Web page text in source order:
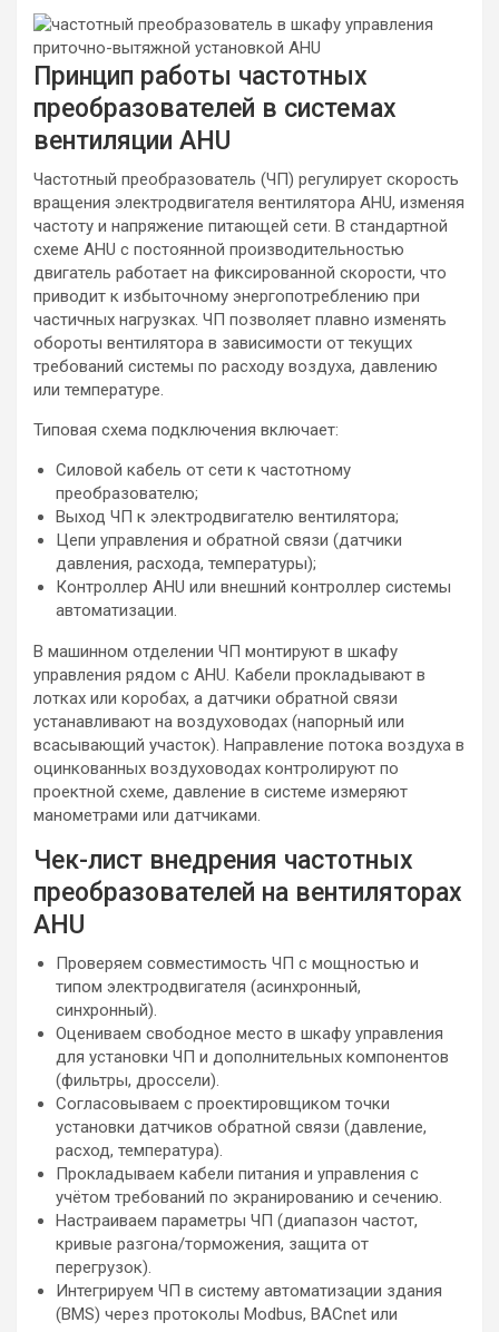
Принцип работы частотных
преобразователей в системах
вентиляции AHU
Частотный преобразователь (ЧП) регулирует скорость
вращения электродвигателя вентилятора AHU, изменяя
частоту и напряжение питающей сети. В стандартной
схеме AHU с постоянной производительностью
двигатель работает на фиксированной скорости, что
приводит к избыточному энергопотреблению при
частичных нагрузках. ЧП позволяет плавно изменять
обороты вентилятора в зависимости от текущих
требований системы по расходу воздуха, давлению
или температуре.
Типовая схема подключения включает:
Силовой кабель от сети к частотному
преобразователю;
Выход ЧП к электродвигателю вентилятора;
Цепи управления и обратной связи (датчики
давления, расхода, температуры);
Контроллер AHU или внешний контроллер системы
автоматизации.
В машинном отделении ЧП монтируют в шкафу
управления рядом с AHU. Кабели прокладывают в
лотках или коробах, а датчики обратной связи
устанавливают на воздуховодах (напорный или
всасывающий участок). Направление потока воздуха в
оцинкованных воздуховодах контролируют по
проектной схеме, давление в системе измеряют
манометрами или датчиками.
Чек-лист внедрения частотных
преобразователей на вентиляторах
AHU
Проверяем совместимость ЧП с мощностью и
типом электродвигателя (асинхронный,
синхронный).
Оцениваем свободное место в шкафу управления
для установки ЧП и дополнительных компонентов
(фильтры, дроссели).
Согласовываем с проектировщиком точки
установки датчиков обратной связи (давление,
расход, температура).
Прокладываем кабели питания и управления с
учётом требований по экранированию и сечению.
Настраиваем параметры ЧП (диапазон частот,
кривые разгона/торможения, защита от
перегрузок).
Интегрируем ЧП в систему автоматизации здания
(BMS) через протоколы Modbus, BACnet или